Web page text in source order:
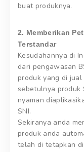
buat produknya.
2. Memberikan
Terstandar
Kesudahannya di
dari pengawasan
produk yang di
sebetulnya produk
nyaman
SNI.
Sekiranya anda
produk anda
telah di tetapkan